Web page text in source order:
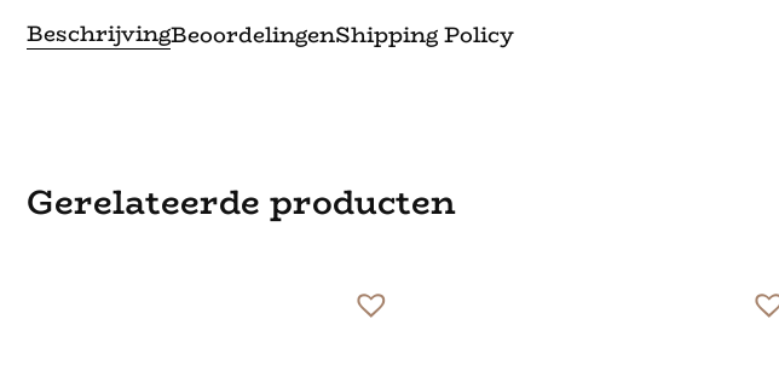
BeschrijvingBeoordelingenShipping Policy
Gerelateerde producten